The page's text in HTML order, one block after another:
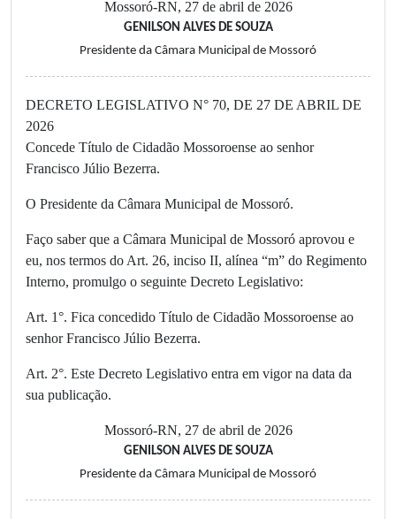
Mossoró-RN, 27 de abril de 2026
GENILSON ALVES DE SOUZA
Presidente da Câmara Municipal de Mossoró
DECRETO LEGISLATIVO N° 70, DE 27 DE ABRIL DE
2026
Concede Título de Cidadão Mossoroense ao senhor
Francisco Júlio Bezerra.
O Presidente da Câmara Municipal de Mossoró.
Faço saber que a Câmara Municipal de Mossoró aprovou e
eu, nos termos do Art. 26, inciso II, alínea “m” do Regimento
Interno, promulgo o seguinte Decreto Legislativo:
Art. 1°. Fica concedido Título de Cidadão Mossoroense ao
senhor Francisco Júlio Bezerra.
Art. 2°. Este Decreto Legislativo entra em vigor na data da
sua publicação.
Mossoró-RN, 27 de abril de 2026
GENILSON ALVES DE SOUZA
Presidente da Câmara Municipal de Mossoró